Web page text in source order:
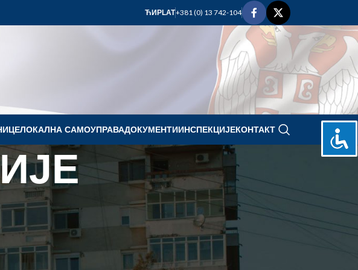
ЋИРLAT+381 (0) 13 742-104
ЛОКАЛНА САМОУПРАВАДОКУМЕНТИИНСПЕКЦИЈЕКОНТАКТ
april 2021.
U S Č P
1 2